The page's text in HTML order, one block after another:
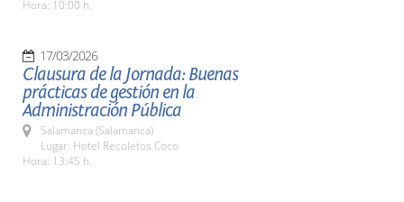
Hora: 10:00 h.
17/03/2026
Clausura de la Jornada: Buenas
prácticas de gestión en la
Administración Pública
Salamanca (Salamanca)
Lugar: Hotel Recoletos Coco
Hora: 13:45 h.